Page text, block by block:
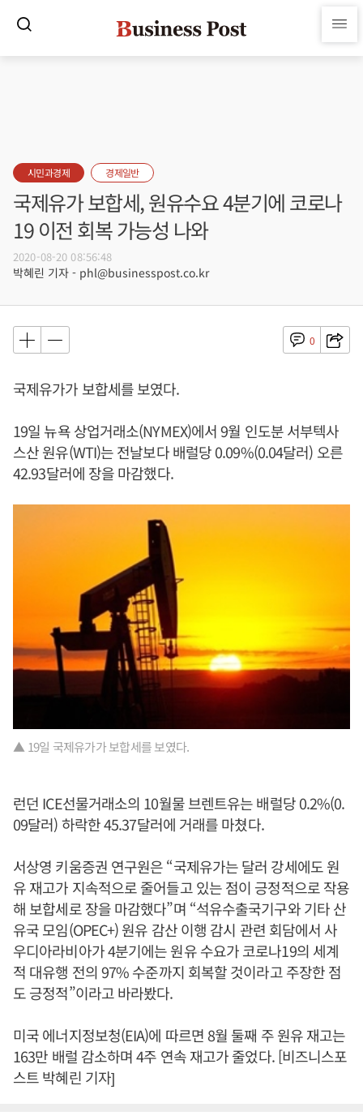
시민과경제 경제일반
국제유가 보합세, 원유수요 4분기에 코로나
19 이전 회복 가능성 나와
2020-08-20 08:56:48
박혜린 기자 - phl@businesspost.co.kr
0
국제유가가 보합세를 보였다.
19일 뉴욕 상업거래소(NYMEX)에서 9월 인도분 서부텍사
스산 원유(WTI)는 전날보다 배럴당 0.09%(0.04달러) 오른
42.93달러에 장을 마감했다.
▲ 19일 국제유가가 보합세를 보였다.
런던 ICE선물거래소의 10월물 브렌트유는 배럴당 0.2%(0.
09달러) 하락한 45.37달러에 거래를 마쳤다.
서상영 키움증권 연구원은 “국제유가는 달러 강세에도 원
유 재고가 지속적으로 줄어들고 있는 점이 긍정적으로 작용
해 보합세로 장을 마감했다”며 “석유수출국기구와 기타 산
유국 모임(OPEC+) 원유 감산 이행 감시 관련 회담에서 사
우디아라비아가 4분기에는 원유 수요가 코로나19의 세계
적 대유행 전의 97% 수준까지 회복할 것이라고 주장한 점
도 긍정적”이라고 바라봤다.
미국 에너지정보청(EIA)에 따르면 8월 둘째 주 원유 재고는
163만 배럴 감소하며 4주 연속 재고가 줄었다. [비즈니스포
스트 박혜린 기자]